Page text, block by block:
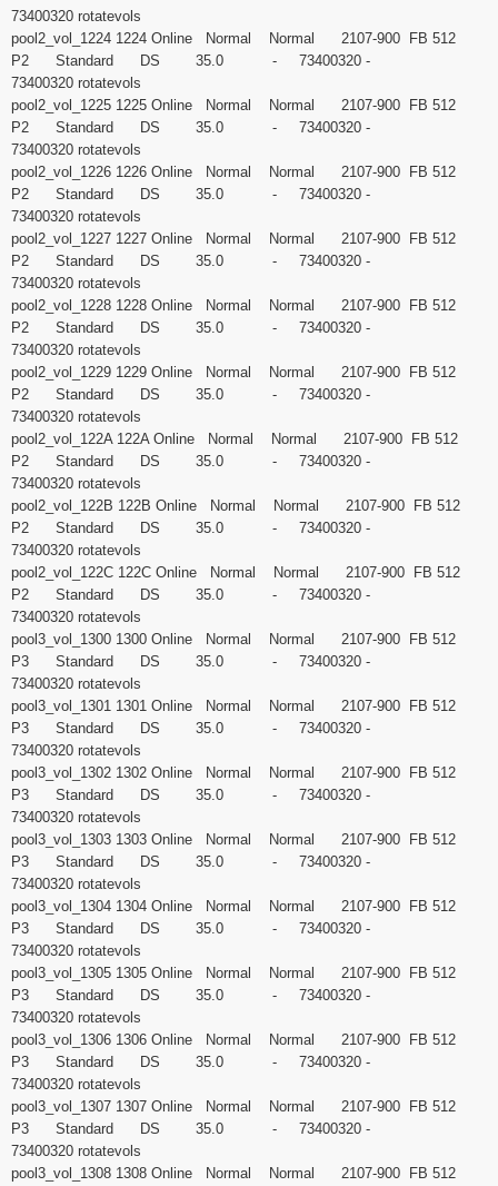
73400320 rotatevols
pool2_vol_1224 1224 Online Normal Normal 2107-900 FB 512
P2 Standard DS 35.0 - 73400320 -
73400320 rotatevols
pool2_vol_1225 1225 Online Normal Normal 2107-900 FB 512
P2 Standard DS 35.0 - 73400320 -
73400320 rotatevols
pool2_vol_1226 1226 Online Normal Normal 2107-900 FB 512
P2 Standard DS 35.0 - 73400320 -
73400320 rotatevols
pool2_vol_1227 1227 Online Normal Normal 2107-900 FB 512
P2 Standard DS 35.0 - 73400320 -
73400320 rotatevols
pool2_vol_1228 1228 Online Normal Normal 2107-900 FB 512
P2 Standard DS 35.0 - 73400320 -
73400320 rotatevols
pool2_vol_1229 1229 Online Normal Normal 2107-900 FB 512
P2 Standard DS 35.0 - 73400320 -
73400320 rotatevols
pool2_vol_122A 122A Online Normal Normal 2107-900 FB 512
P2 Standard DS 35.0 - 73400320 -
73400320 rotatevols
pool2_vol_122B 122B Online Normal Normal 2107-900 FB 512
P2 Standard DS 35.0 - 73400320 -
73400320 rotatevols
pool2_vol_122C 122C Online Normal Normal 2107-900 FB 512
P2 Standard DS 35.0 - 73400320 -
73400320 rotatevols
pool3_vol_1300 1300 Online Normal Normal 2107-900 FB 512
P3 Standard DS 35.0 - 73400320 -
73400320 rotatevols
pool3_vol_1301 1301 Online Normal Normal 2107-900 FB 512
P3 Standard DS 35.0 - 73400320 -
73400320 rotatevols
pool3_vol_1302 1302 Online Normal Normal 2107-900 FB 512
P3 Standard DS 35.0 - 73400320 -
73400320 rotatevols
pool3_vol_1303 1303 Online Normal Normal 2107-900 FB 512
P3 Standard DS 35.0 - 73400320 -
73400320 rotatevols
pool3_vol_1304 1304 Online Normal Normal 2107-900 FB 512
P3 Standard DS 35.0 - 73400320 -
73400320 rotatevols
pool3_vol_1305 1305 Online Normal Normal 2107-900 FB 512
P3 Standard DS 35.0 - 73400320 -
73400320 rotatevols
pool3_vol_1306 1306 Online Normal Normal 2107-900 FB 512
P3 Standard DS 35.0 - 73400320 -
73400320 rotatevols
pool3_vol_1307 1307 Online Normal Normal 2107-900 FB 512
P3 Standard DS 35.0 - 73400320 -
73400320 rotatevols
pool3_vol_1308 1308 Online Normal Normal 2107-900 FB 512